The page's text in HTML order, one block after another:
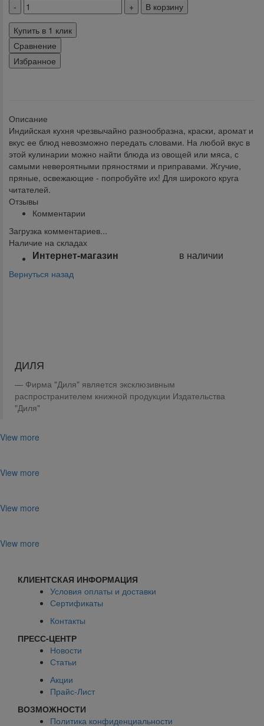
В корзину
Купить в 1 клик
Сравнение
Избранное
Описание
Индийская кухня чрезвычайно разнообразна, краски, аромат и
вкус ее блюд невозможно передать словами. На любой вкус в
этой кулинарии можно найти блюда из овощей или мяса, с
самыми невероятными пряностями и приправами. Жгучие,
пряные, освежающие - попробуйте их! Для широкого круга
читателей.
Отзывы
Комментарии
Загрузка комментариев...
Наличие на складах
Интернет-магазин в наличии
Вернуться назад
ДИЛЯ
Фирма "Диля" является эксклюзивным
распространителем книжной продукции Издательства
"Диля"
View more
View more
View more
View more
КЛИЕНТСКАЯ ИНФОРМАЦИЯ
Условия оплаты и доставки
Сертификаты
Контакты
ПРЕСС-ЦЕНТР
Новости
Статьи
Акции
Прайс-Лист
ВОЗМОЖНОСТИ
Политика конфиденциальности